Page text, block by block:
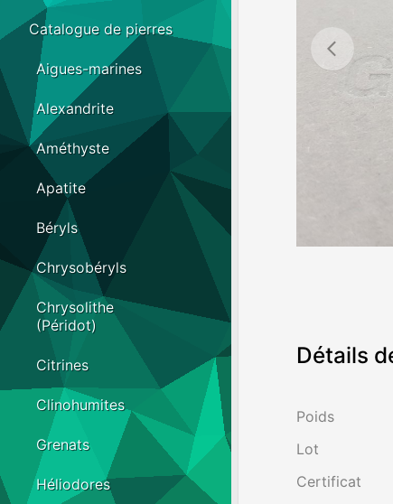
Détails
Poids
Lot
Certificat
Catalogue de pierres
Aigues-marines
Alexandrite
Améthyste
Apatite
Béryls
Chrysobéryls
Chrysolithe
(Péridot)
Citrines
Clinohumites
Grenats
Héliodores